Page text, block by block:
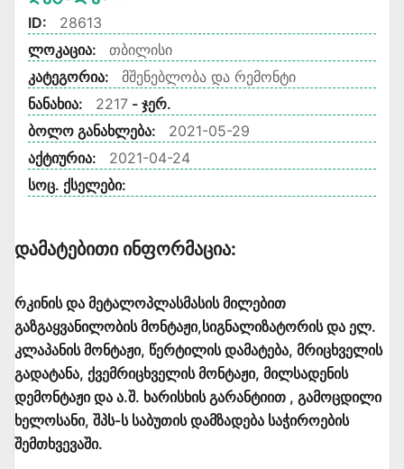
ID:
28613
ლოკაცია:
თბილისი
კატეგორია:
მშენებლობა და რემონტი
ნანახია:
2217 - ჯერ.
ბოლო განახლება:
2021-05-29
აქტიურია:
2021-04-24
სოც. ქსელები:
Დამატებითი Ინფორმაცია:
რკინის და მეტალოპლასმასის მილებით
გაზგაყვანილობის მონტაჟი,სიგნალიზატორის და ელ.
კლაპანის მონტაჟი, წერტილის დამატება, მრიცხველის
გადატანა, ქვემრიცხველის მონტაჟი, მილსადენის
დემონტაჟი და ა.შ. ხარისხის გარანტიით , გამოცდილი
ხელოსანი, შპს-ს საბუთის დამზადება საჭიროების
შემთხვევაში.